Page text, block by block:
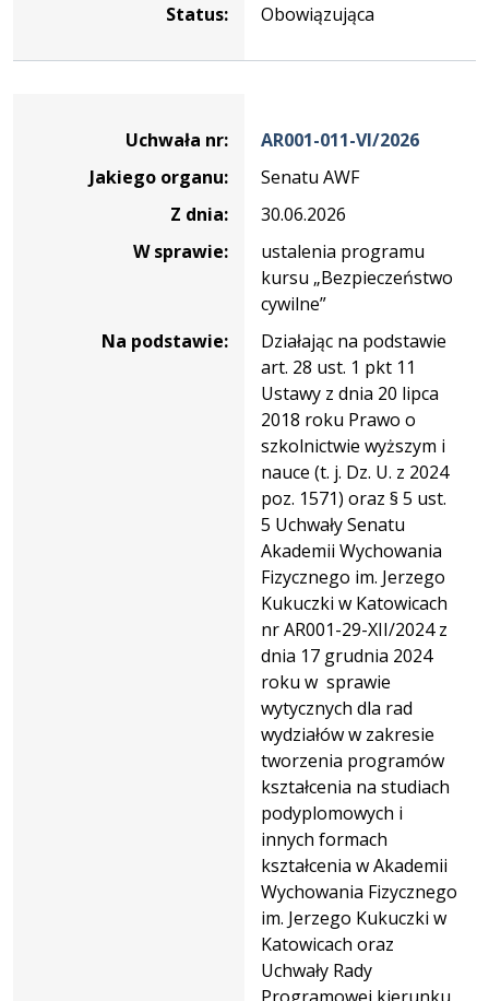
Status:
Obowiązująca
Uchwała nr:
AR001-011-VI/2026
Jakiego organu:
Senatu AWF
Z dnia:
30.06.2026
W sprawie:
ustalenia programu
kursu „Bezpieczeństwo
cywilne”
Na podstawie:
Działając na podstawie
art. 28 ust. 1 pkt 11
Ustawy z dnia 20 lipca
2018 roku Prawo o
szkolnictwie wyższym i
nauce (t. j. Dz. U. z 2024
poz. 1571) oraz § 5 ust.
5 Uchwały Senatu
Akademii Wychowania
Fizycznego im. Jerzego
Kukuczki w Katowicach
nr AR001-29-XII/2024 z
dnia 17 grudnia 2024
roku w sprawie
wytycznych dla rad
wydziałów w zakresie
tworzenia programów
kształcenia na studiach
podyplomowych i
innych formach
kształcenia w Akademii
Wychowania Fizycznego
im. Jerzego Kukuczki w
Katowicach oraz
Uchwały Rady
Programowej kierunku